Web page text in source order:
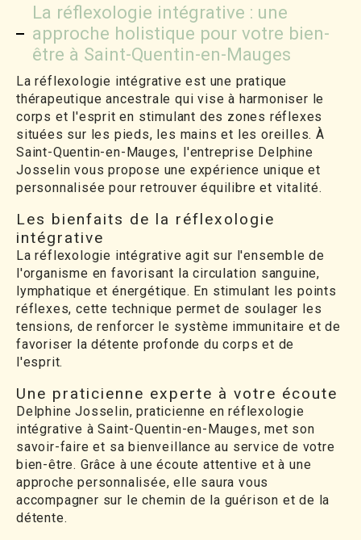
La réflexologie intégrative : une
approche holistique pour votre bien-
être à Saint-Quentin-en-Mauges
La réflexologie intégrative est une pratique
thérapeutique ancestrale qui vise à harmoniser le
corps et l'esprit en stimulant des zones réflexes
situées sur les pieds, les mains et les oreilles. À
Saint-Quentin-en-Mauges, l'entreprise Delphine
Josselin vous propose une expérience unique et
personnalisée pour retrouver équilibre et vitalité.
Les bienfaits de la réflexologie
intégrative
La réflexologie intégrative agit sur l'ensemble de
l'organisme en favorisant la circulation sanguine,
lymphatique et énergétique. En stimulant les points
réflexes, cette technique permet de soulager les
tensions, de renforcer le système immunitaire et de
favoriser la détente profonde du corps et de
l'esprit.
Une praticienne experte à votre écoute
Delphine Josselin, praticienne en réflexologie
intégrative à Saint-Quentin-en-Mauges, met son
savoir-faire et sa bienveillance au service de votre
bien-être. Grâce à une écoute attentive et à une
approche personnalisée, elle saura vous
accompagner sur le chemin de la guérison et de la
détente.